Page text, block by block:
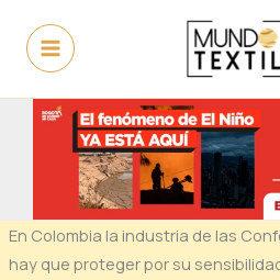
contenido
En Colombia la industria de las
hay que proteger por su